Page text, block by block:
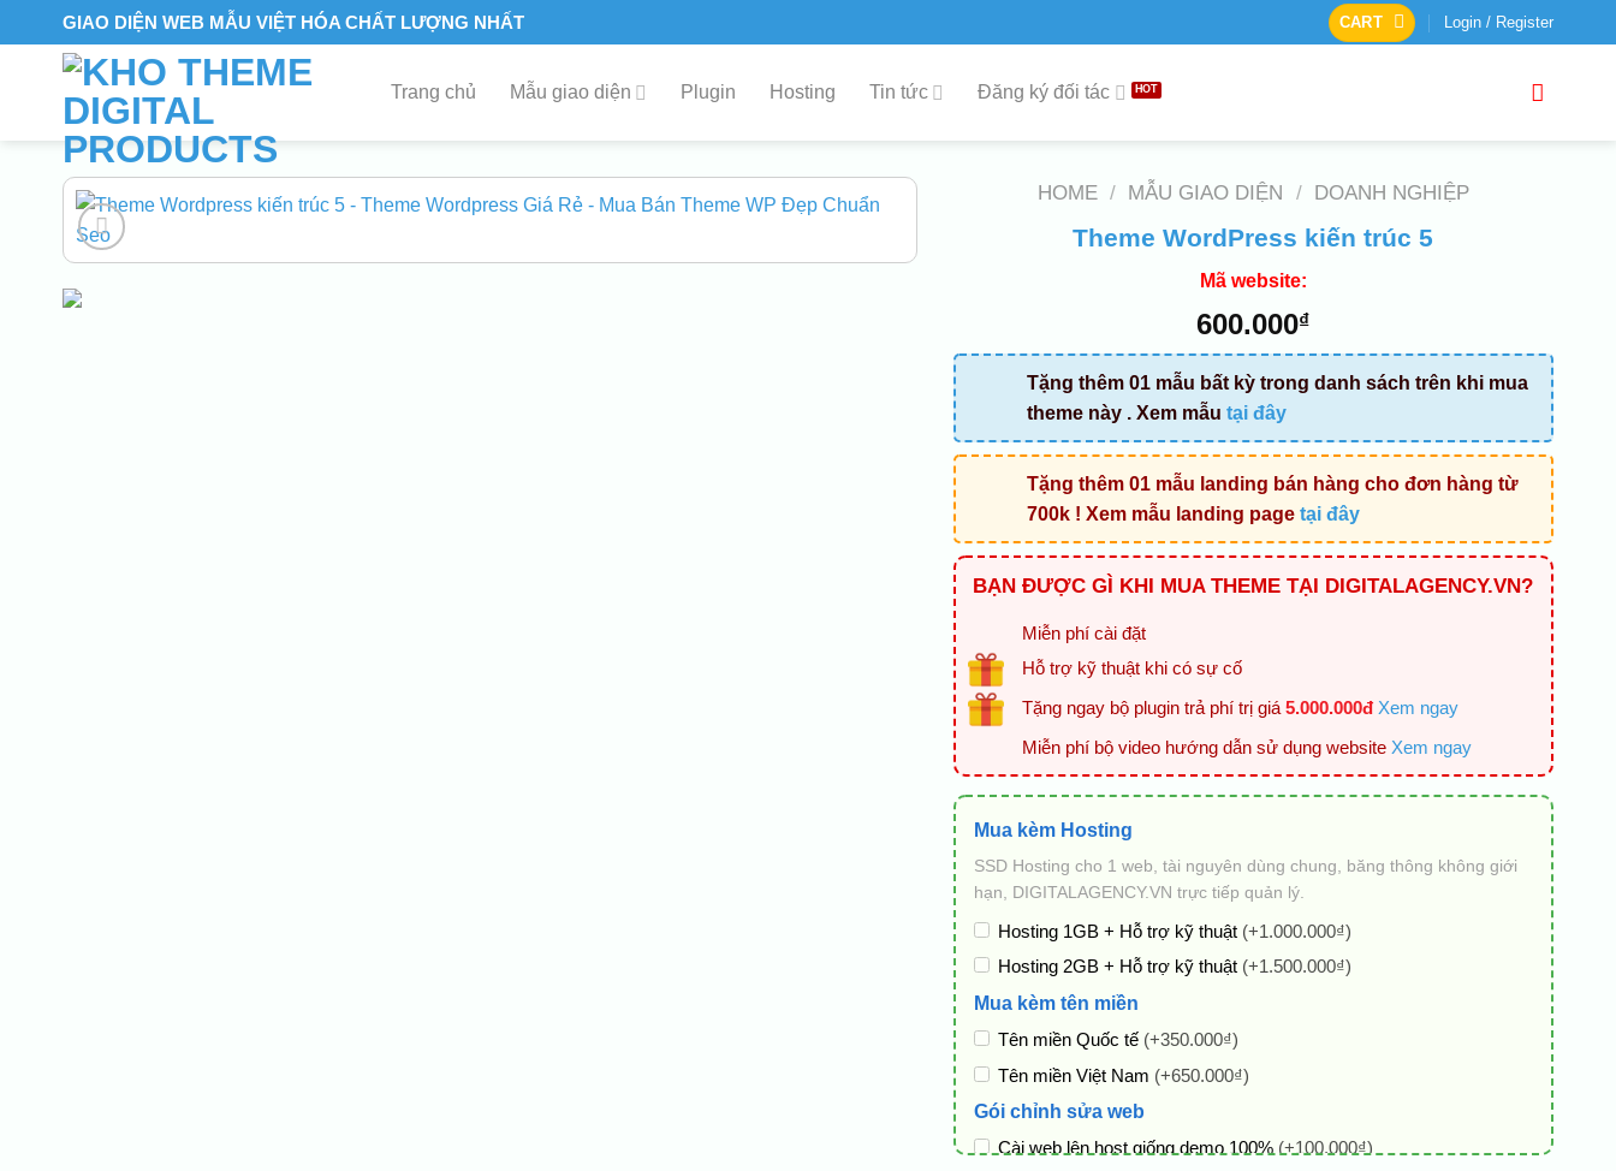
to
GIAO DIỆN WEB MẪU VIỆT HÓA CHẤT LƯỢNG NHẤT CART Login / Register
Trang chủ Mẫu giao diện Plugin Hosting Tin tức Đăng ký đối tác
HOME / MẪU GIAO DIỆN / DOANH NGHIỆP
Theme WordPress kiến trúc 5
Mã website:
600.000₫
Tặng thêm 01 mẫu bất kỳ trong danh sách trên khi mua
theme này . Xem mẫu tại đây
Tặng thêm 01 mẫu landing bán hàng cho đơn hàng từ
700k ! Xem mẫu landing page tại đây
BẠN ĐƯỢC GÌ KHI MUA THEME TẠI DIGITALAGENCY.VN?
Miễn phí cài đặt
Hỗ trợ kỹ thuật khi có sự cố
Tặng ngay bộ plugin trả phí trị giá 5.000.000đ Xem ngay
Miễn phí bộ video hướng dẫn sử dụng website Xem ngay
Mua kèm Hosting
SSD Hosting cho 1 web, tài nguyên dùng chung, băng thông không giới
hạn, DIGITALAGENCY.VN trực tiếp quản lý.
Hosting 1GB + Hỗ trợ kỹ thuật (+1.000.000₫)
Hosting 2GB + Hỗ trợ kỹ thuật (+1.500.000₫)
Mua kèm tên miền
Tên miền Quốc tế (+350.000₫)
Tên miền Việt Nam (+650.000₫)
Gói chỉnh sửa web
Cài web lên host giống demo 100% (+100.000₫)